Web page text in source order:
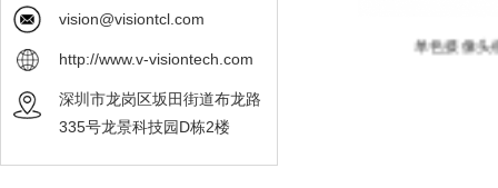
vision@visiontcl.com
http://www.v-visiontech.com
深圳市龙岗区坂田街道布龙路
335号龙景科技园D栋2楼
组 单色摄像头模